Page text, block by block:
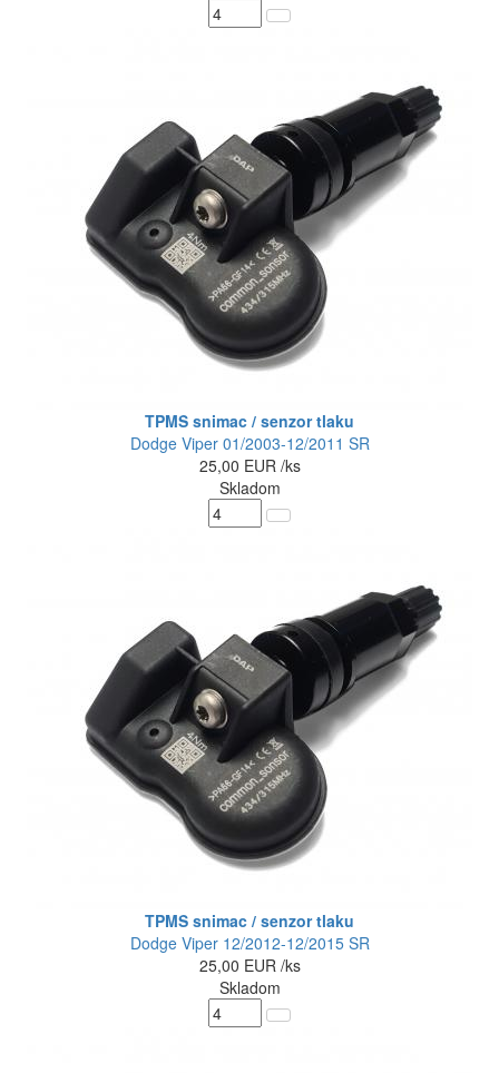
TPMS snimac / senzor tlaku
Dodge Viper 01/2003-12/2011 SR
25,00 EUR /ks
Skladom
TPMS snimac / senzor tlaku
Dodge Viper 12/2012-12/2015 SR
25,00 EUR /ks
Skladom